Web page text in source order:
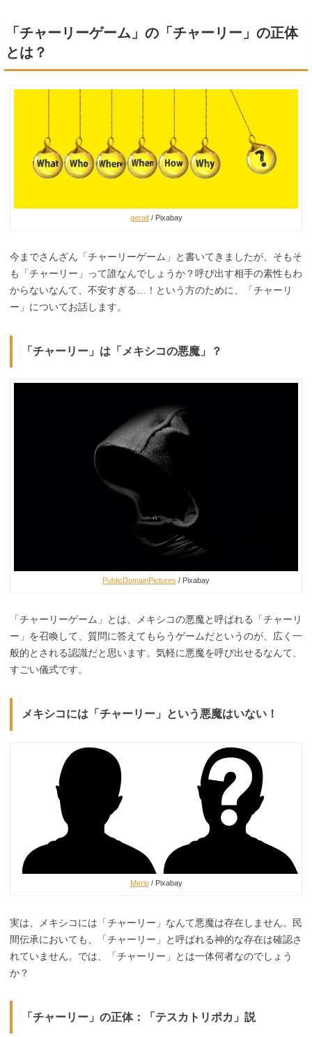
「チャーリーゲーム」の「チャーリー」の正体
とは？
geralt/ Pixabay
今までさんざん「チャーリーゲーム」と書いてきましたが、そもそ
も「チャーリー」って誰なんでしょうか？呼び出す相手の素性もわ
からないなんて、不安すぎる…！という方のために、「チャーリ
ー」についてお話します。
「チャーリー」は「メキシコの悪魔」？
PublicDomainPictures / Pixabay
「チャーリーゲーム」とは、メキシコの悪魔と呼ばれる「チャーリ
ー」を召喚して、質問に答えてもらうゲームだというのが、広く一
般的とされる認識だと思います。気軽に悪魔を呼び出せるなんて、
すごい儀式です。
メキシコには「チャーリー」という悪魔はいない！
Merio/ Pixabay
実は、メキシコには「チャーリー」なんて悪魔は存在しません。民
間伝承においても、「チャーリー」と呼ばれる神的な存在は確認さ
れていません。では、「チャーリー」とは一体何者なのでしょう
か？
「チャーリー」の正体：「テスカトリポカ」説